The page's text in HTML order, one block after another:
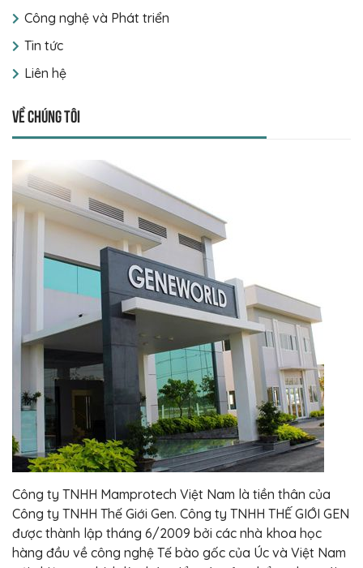
Công nghệ và Phát triển
Tin tức
Liên hệ
Về chúng tôi
Công ty TNHH Mamprotech Việt Nam là tiền thân của
Công ty TNHH Thế Giới Gen. Công ty TNHH THẾ GIỚI GEN
được thành lập tháng 6/2009 bởi các nhà khoa học
hàng đầu về công nghệ Tế bào gốc của Úc và Việt Nam